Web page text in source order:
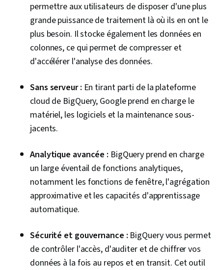
permettre aux utilisateurs de disposer d'une plus
grande puissance de traitement là où ils en ont le
plus besoin. Il stocke également les données en
colonnes, ce qui permet de compresser et
d'accélérer l'analyse des données.
Sans serveur : En tirant parti de la plateforme
cloud de BigQuery, Google prend en charge le
matériel, les logiciels et la maintenance sous-
jacents.
Analytique avancée : BigQuery prend en charge
un large éventail de fonctions analytiques,
notamment les fonctions de fenêtre, l'agrégation
approximative et les capacités d'apprentissage
automatique.
Sécurité et gouvernance : BigQuery vous permet
de contrôler l'accès, d'auditer et de chiffrer vos
données à la fois au repos et en transit. Cet outil